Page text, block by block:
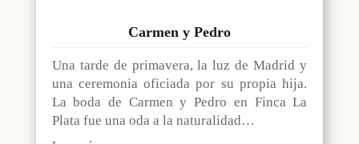
Carmen y Pedro
Una tarde de primavera, la luz de Madrid y
una ceremonia oficiada por su propia hija.
La boda de Carmen y Pedro en Finca La
Plata fue una oda a la naturalidad…